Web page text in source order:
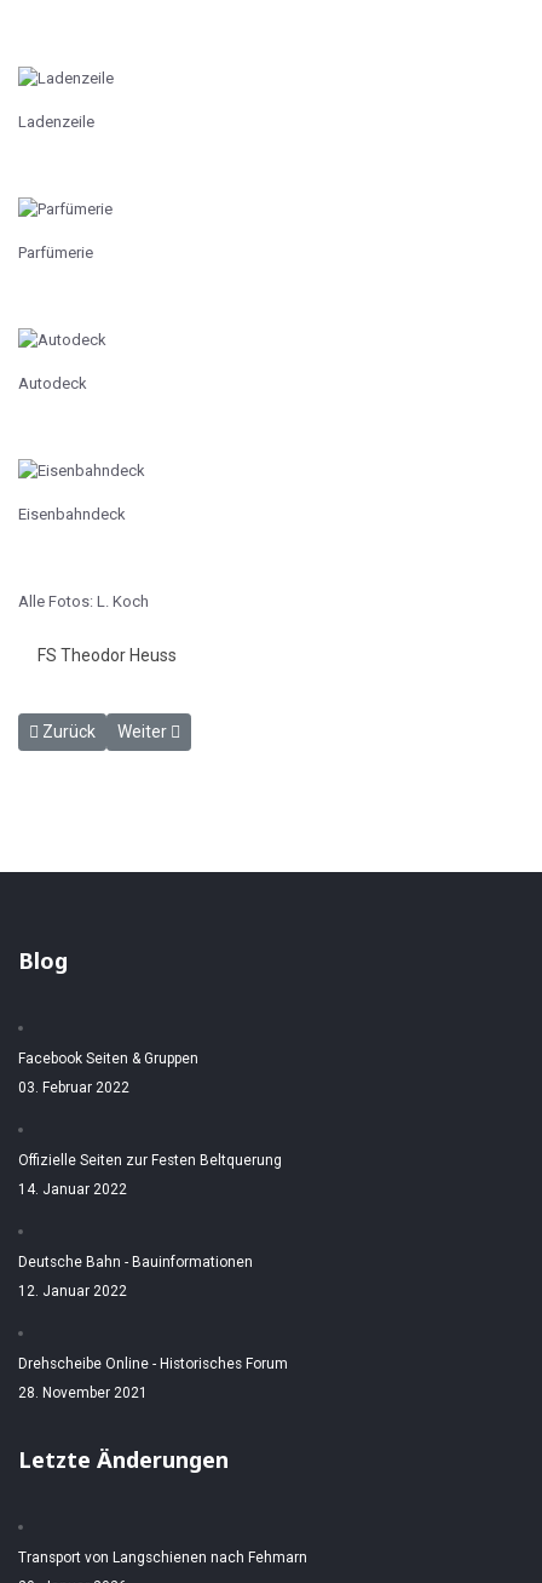
Ladenzeile
Parfümerie
Autodeck
Eisenbahndeck
Alle Fotos: L. Koch
FS Theodor Heuss
Vorheriger Beitrag: Taufe des FS "Theodor Heuss" am 9.7.1957
Zurück Nächster Beitrag: Fährschiff Deutschland (II) im
Weiter
Blog
Facebook Seiten & Gruppen
03. Februar 2022
Offizielle Seiten zur Festen Beltquerung
14. Januar 2022
Deutsche Bahn - Bauinformationen
12. Januar 2022
Drehscheibe Online - Historisches Forum
28. November 2021
Letzte Änderungen
Transport von Langschienen nach Fehmarn